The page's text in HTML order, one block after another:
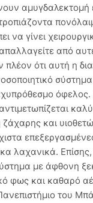
αμυγδαλεκτομή
να γίνει
από
πλέον ότι αυτή η
σύστημα
όφελος.
και
λαχανικά.
με άφθονη
φως και καθαρό
του